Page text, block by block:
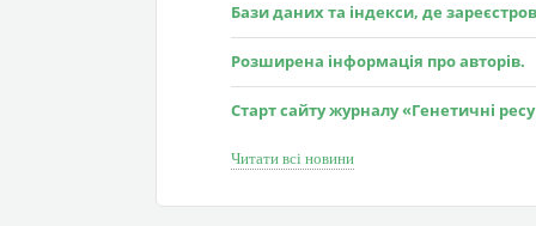
Бази даних та індекси, де
Розширена інформація про авторів.
Старт сайту журналу «Генетичні
Читати всі новини